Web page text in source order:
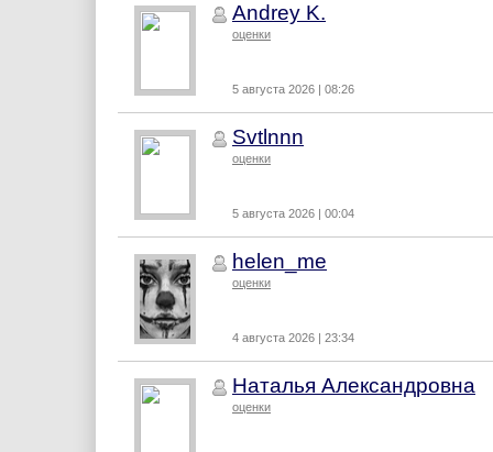
Andrey K.
оценки
5 августа 2026 | 08:26
Svtlnnn
оценки
5 августа 2026 | 00:04
helen_me
оценки
4 августа 2026 | 23:34
Наталья Александровна
оценки